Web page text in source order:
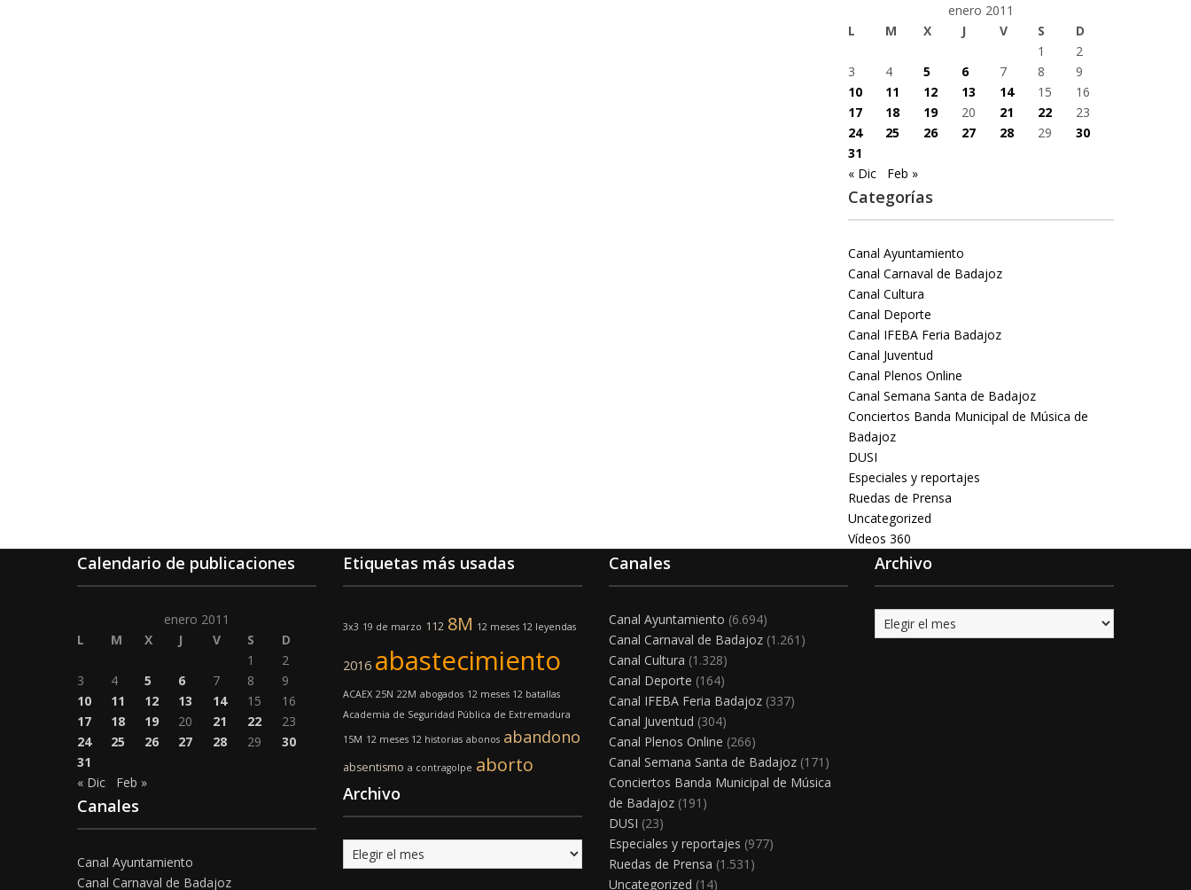
enero 2011
L
M X J V S
D
1
2
3
4 5 6 7 8
9
10
11 12 13 14 15
16
17
18 19 20 21 22
23
24
25 26 27 28 29
30
31
« Dic
Feb »
Categorías
Canal Ayuntamiento
Canal Carnaval de Badajoz
Canal Cultura
Canal Deporte
Canal IFEBA Feria Badajoz
Canal Juventud
Canal Plenos Online
Canal Semana Santa de Badajoz
Conciertos Banda Municipal de Música de
Badajoz
DUSI
Especiales y reportajes
Ruedas de Prensa
Uncategorized
Vídeos 360
Calendario de publicaciones
enero 2011
L
M X J V S
D
1
2
3
4 5 6 7 8
9
10
11 12 13 14 15
16
17
18 19 20 21 22
23
24
25 26 27 28 29
30
31
« Dic
Feb »
Canales
Canal Ayuntamiento
Canal Carnaval de Badajoz
Etiquetas más usadas
3x3 19 de marzo 112 8M 12 meses 12 leyendas
2016 abastecimiento
ACAEX 25N 22M abogados 12 meses 12 batallas
Academia de Seguridad Pública de Extremadura
15M 12 meses 12 historias abonos abandono
absentismo a contragolpe aborto
Archivo
Archivo
Canales
Canal Ayuntamiento (6.694)
Canal Carnaval de Badajoz (1.261)
Canal Cultura (1.328)
Canal Deporte (164)
Canal IFEBA Feria Badajoz (337)
Canal Juventud (304)
Canal Plenos Online (266)
Canal Semana Santa de Badajoz (171)
Conciertos Banda Municipal de Música
de Badajoz (191)
DUSI (23)
Especiales y reportajes (977)
Ruedas de Prensa (1.531)
Uncategorized (14)
Archivo
Archivo